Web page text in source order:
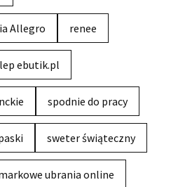
Allegro renee
ebutik.pl
spodnie do pracy
sweter świąteczny
ubrania online